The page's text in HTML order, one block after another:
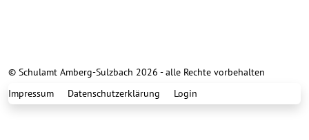
© Schulamt Amberg-Sulzbach 2026 - alle Rechte vorbehalten
Impressum
Datenschutzerklärung Login